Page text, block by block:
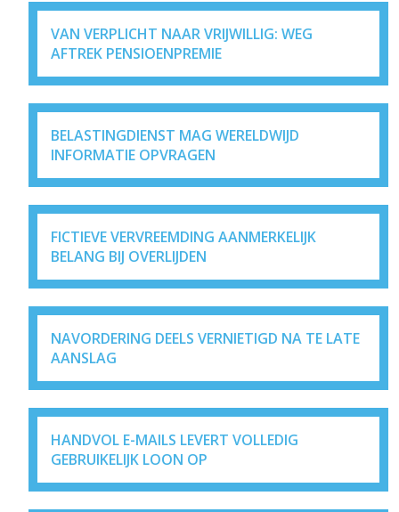
VAN VERPLICHT NAAR VRIJWILLIG: WEG
AFTREK PENSIOENPREMIE
BELASTINGDIENST MAG WERELDWIJD
INFORMATIE OPVRAGEN
FICTIEVE VERVREEMDING AANMERKELIJK
BELANG BIJ OVERLIJDEN
NAVORDERING DEELS VERNIETIGD NA TE LATE
AANSLAG
HANDVOL E-MAILS LEVERT VOLLEDIG
GEBRUIKELIJK LOON OP